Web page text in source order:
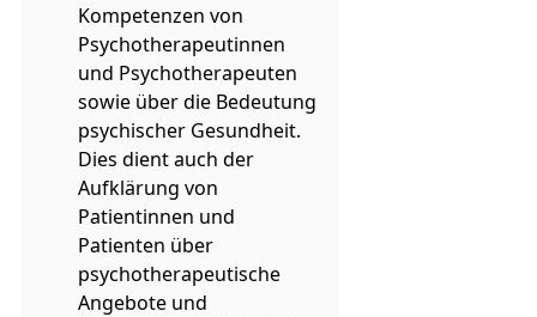
Kompetenzen von
Psychotherapeutinnen
und Psychotherapeuten
sowie über die Bedeutung
psychischer Gesundheit.
Dies dient auch der
Aufklärung von
Patientinnen und
Patienten über
psychotherapeutische
Angebote und